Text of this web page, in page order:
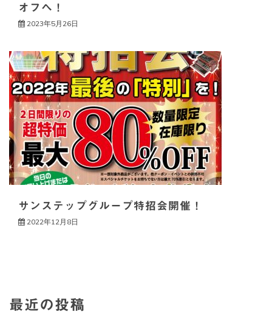
オフへ！
2023年5月26日
サンステップグループ特招会開催！
2022年12月8日
最近の投稿